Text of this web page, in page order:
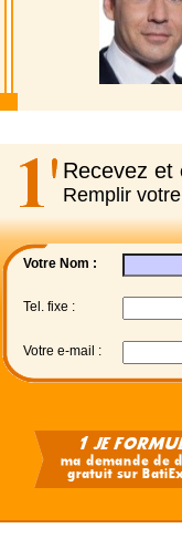
Recevez et
Remplir
Votre Nom :
Tel. fixe :
Votre e-mail :